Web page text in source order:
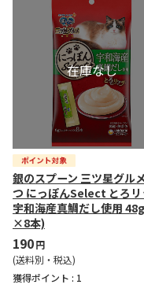
銀のスプーン 三ツ星グル
つ にっぽんSelect とろリ
宇和海産真鯛だし使用
×8本)
190円
(送料別・税込)
獲得ポイント : 1